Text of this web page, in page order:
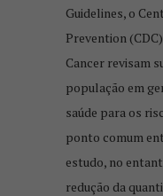
Guidelines, o
Prevention
Cancer revisam
população em
saúde para os
ponto comum
estudo, no
redução da